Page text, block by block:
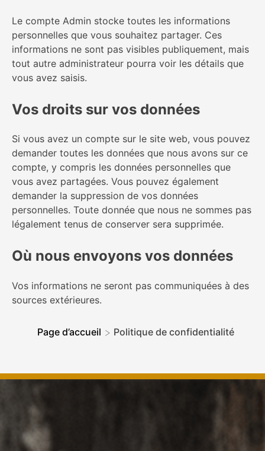
Le compte Admin stocke toutes les informations
personnelles que vous souhaitez partager. Ces
informations ne sont pas visibles publiquement, mais
tout autre administrateur pourra voir les détails que
vous avez saisis.
Vos droits sur vos données
Si vous avez un compte sur le site web, vous pouvez
demander toutes les données que nous avons sur ce
compte, y compris les données personnelles que
vous avez partagées. Vous pouvez également
demander la suppression de vos données
personnelles. Toute donnée que nous ne sommes pas
légalement tenus de conserver sera supprimée.
Où nous envoyons vos données
Vos informations ne seront pas communiquées à des
sources extérieures.
Page d’accueil > Politique de confidentialité